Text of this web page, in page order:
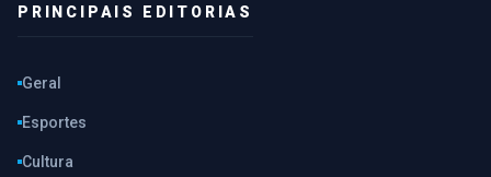
PRINCIPAIS EDITORIAS
Geral
Esportes
Cultura